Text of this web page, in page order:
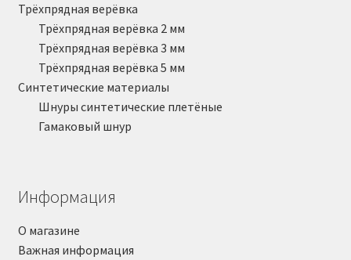
Трёхпрядная верёвка
Трёхпрядная верёвка 2 мм
Трёхпрядная верёвка 3 мм
Трёхпрядная верёвка 5 мм
Синтетические материалы
Шнуры синтетические плетёные
Гамаковый шнур
Информация
О магазине
Важная информация